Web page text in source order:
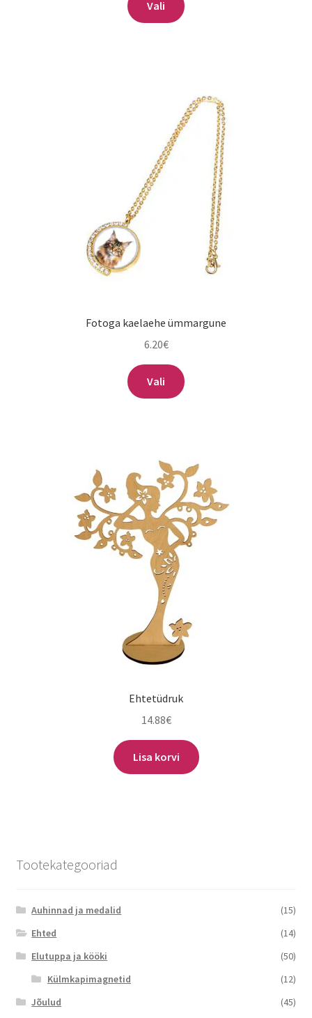
Vali
tootel
saab
teha
tootelehel.
Fotoga kaelaehe ümmargune
6.20€
Vali
tootel
saab
teha
tootelehel.
Ehtetüdruk
14.88€
Lisa korvi
Tootekategooriad
Auhinnad ja medalid
(15)
Ehted
(14)
Elutuppa ja kööki
(50)
Külmkapimagnetid
(12)
Jõulud
(45)